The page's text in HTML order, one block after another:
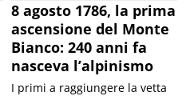
8 agosto 1786, la prima
ascensione del Monte
Bianco: 240 anni fa
nasceva l’alpinismo
I primi a raggiungere la vetta